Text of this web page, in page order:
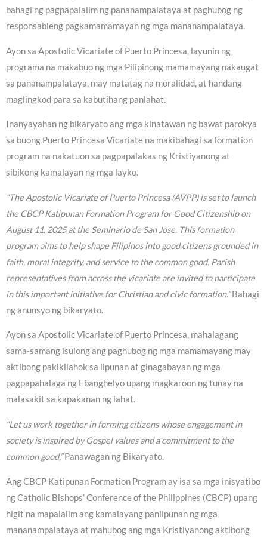
bahagi ng pagpapalalim ng pananampalataya at paghubog ng
responsableng pagkamamamayan ng mga mananampalataya.
Ayon sa Apostolic Vicariate of Puerto Princesa, layunin ng
programa na makabuo ng mga Pilipinong mamamayang nakaugat
sa pananampalataya, may matatag na moralidad, at handang
maglingkod para sa kabutihang panlahat.
Inanyayahan ng bikaryato ang mga kinatawan ng bawat parokya
sa buong Puerto Princesa Vicariate na makibahagi sa formation
program na nakatuon sa pagpapalakas ng Kristiyanong at
sibikong kamalayan ng mga layko.
“The Apostolic Vicariate of Puerto Princesa (AVPP) is set to launch
the CBCP Katipunan Formation Program for Good Citizenship on
August 11, 2025 at the Seminario de San Jose. This formation
program aims to help shape Filipinos into good citizens grounded in
faith, moral integrity, and service to the common good. Parish
representatives from across the vicariate are invited to participate
in this important initiative for Christian and civic formation.”Bahagi
ng anunsyo ng bikaryato.
Ayon sa Apostolic Vicariate of Puerto Princesa, mahalagang
sama-samang isulong ang paghubog ng mga mamamayang may
aktibong pakikilahok sa lipunan at ginagabayan ng mga
pagpapahalaga ng Ebanghelyo upang magkaroon ng tunay na
malasakit sa kapakanan ng lahat.
“Let us work together in forming citizens whose engagement in
society is inspired by Gospel values and a commitment to the
common good,”Panawagan ng Bikaryato.
Ang CBCP Katipunan Formation Program ay isa sa mga inisyatibo
ng Catholic Bishops’ Conference of the Philippines (CBCP) upang
higit na mapalalim ang kamalayang panlipunan ng mga
mananampalataya at mahubog ang mga Kristiyanong aktibong